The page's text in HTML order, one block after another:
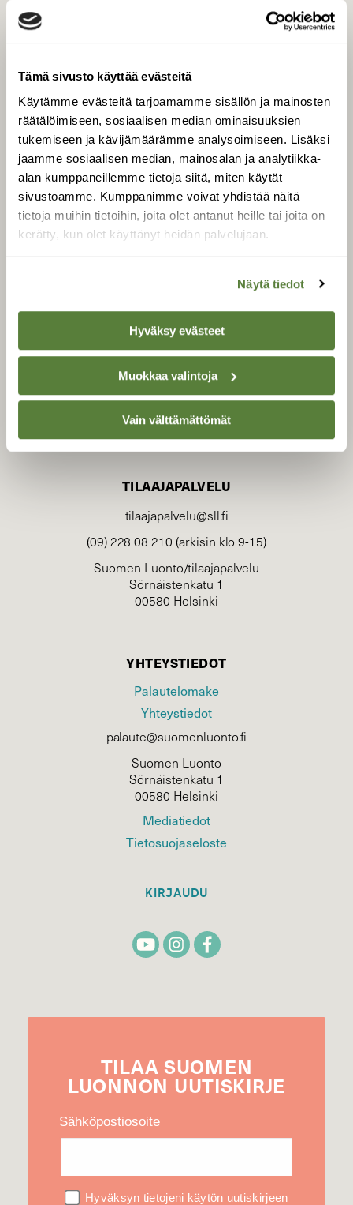
Tämä sivusto käyttää evästeitä
Käytämme evästeitä tarjoamamme sisällön ja mainosten
räätälöimiseen, sosiaalisen median ominaisuuksien
tukemiseen ja kävijämäärämme analysoimiseen. Lisäksi
jaamme sosiaalisen median, mainosalan ja analytiikka-
alan kumppaneillemme tietoja siitä, miten käytät
sivustoamme. Kumppanimme voivat yhdistää näitä
tietoja muihin tietoihin, joita olet antanut heille tai joita on
kerätty, kun olet käyttänyt heidän palvelujaan.
Näytä tiedot
Hyväksy evästeet
Muokkaa valintoja
Vain välttämättömät
Tilaa digilukuoikeus
Äänestä parasta juttua
Tilaa uutiskirje
SUOMEN LUONNON­
SUOJELU­LIITTO
Suomen Luonto -lehden
luonnonsuojelu­liitto.
TILAAJAPALVELU
tilaajapalvelu@sll.fi
(09) 228 08 210 (arkisin klo 9-15)
Suomen Luonto/tilaajapalvelu
Sörnäistenkatu 1
00580 Helsinki
YHTEYSTIEDOT
Palautelomake
Yhteystiedot
palaute@suomenluonto.fi
Suomen Luonto
Sörnäistenkatu 1
00580 Helsinki
Mediatiedot
Tietosuojaseloste
KIRJAUDU
TILAA SUOMEN
LUONNON UUTIS­KIRJE
Sähköpostiosoite
Hyväksyn tietojeni käytön uutiskirjeen